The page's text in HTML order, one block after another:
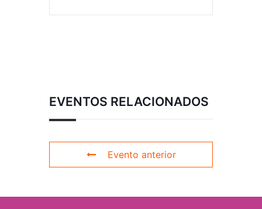
EVENTOS RELACIONADOS
Evento anterior